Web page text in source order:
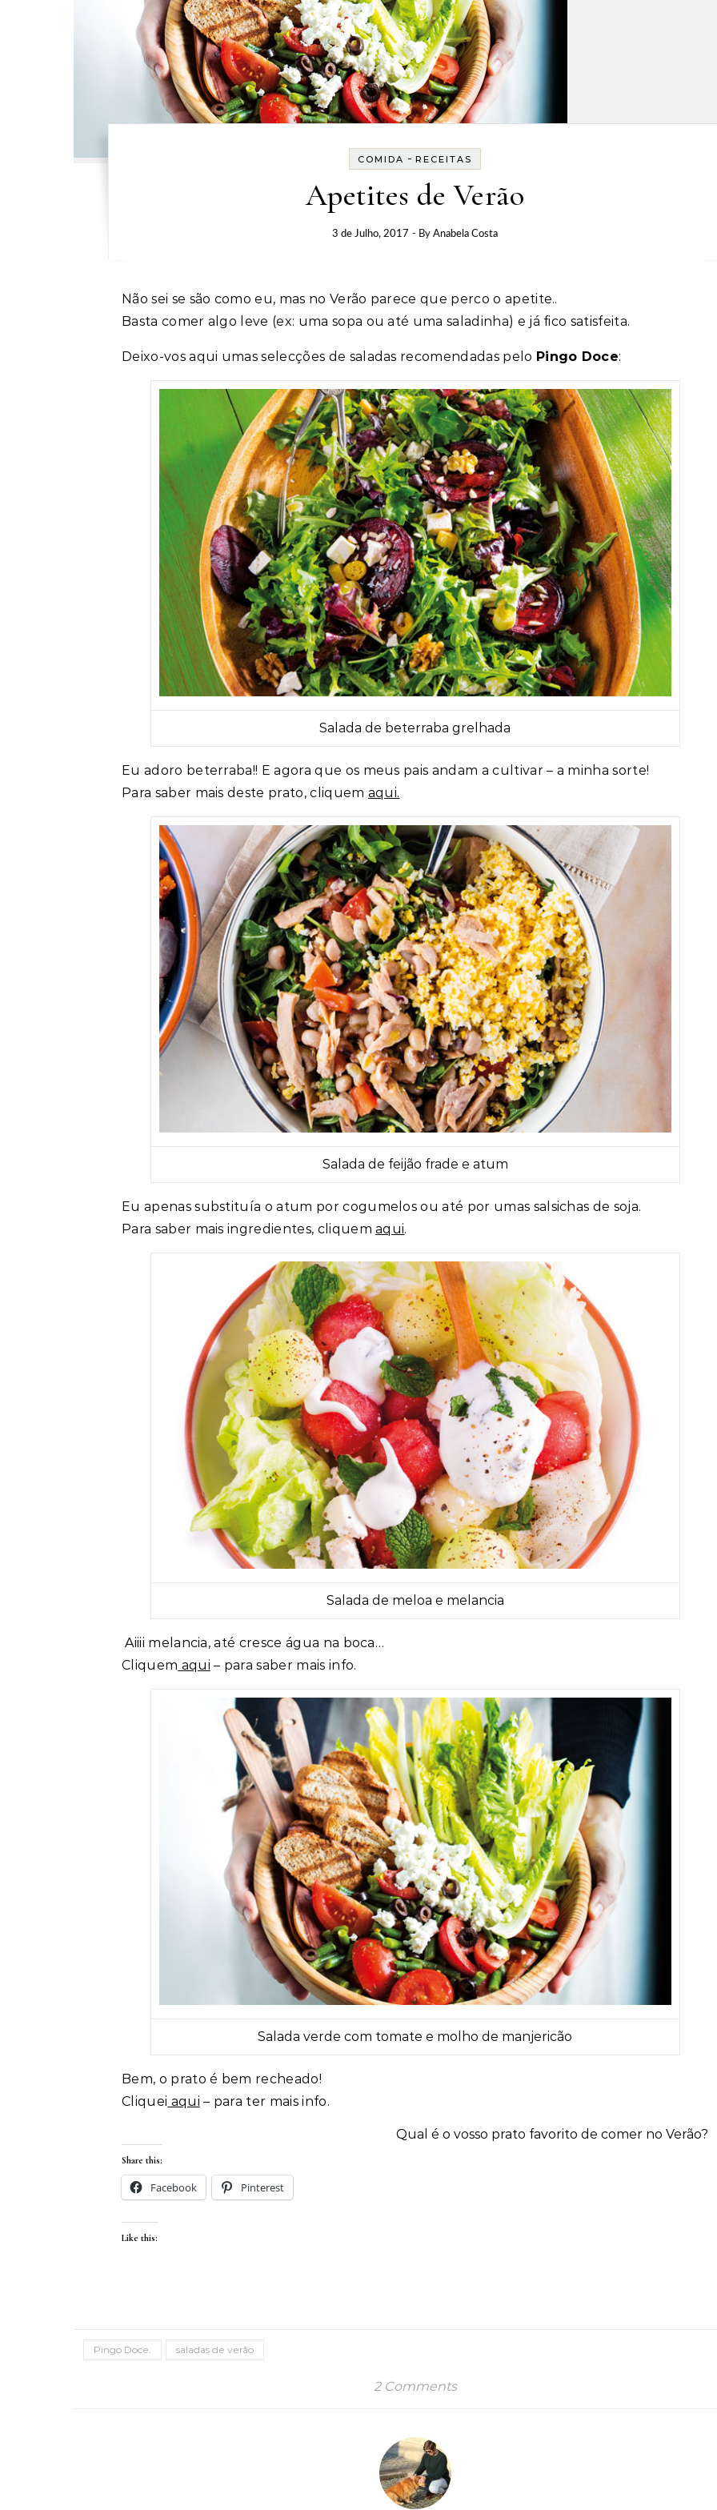
COMIDA - RECEITAS
Apetites de Verão
3 de Julho, 2017 - By Anabela Costa
Não sei se são como eu, mas no Verão parece que perco o apetite..
Basta comer algo leve (ex: uma sopa ou até uma saladinha) e já fico satisfeita.
Deixo-vos aqui umas selecções de saladas recomendadas pelo Pingo Doce:
Salada de beterraba grelhada
Eu adoro beterraba!! E agora que os meus pais andam a cultivar – a minha sorte!
Para saber mais deste prato, cliquem aqui.
Salada de feijão frade e atum
Eu apenas substituía o atum por cogumelos ou até por umas salsichas de soja.
Para saber mais ingredientes, cliquemaqui.
Salada de meloa e melancia
Aiiii melancia, até cresce água na boca…
Cliquem aqui – para saber mais info.
Salada verde com tomate e molho de manjericão
Bem, o prato é bem recheado!
Cliquei aqui – para ter mais info.
Qual é o vosso prato favorito de comer no Verão?
Share this:
Facebook Pinterest
Like this:
Pingo Doce. saladas de verão
2 Comments